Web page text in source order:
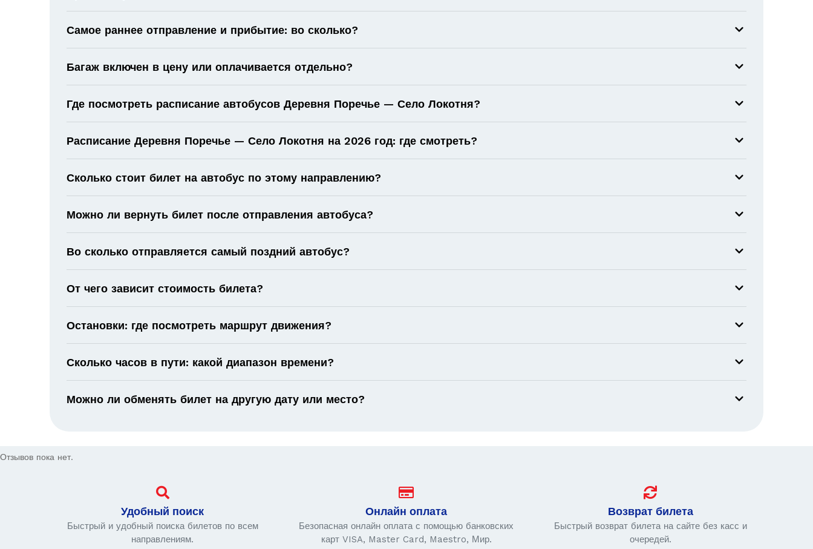
Самое раннее отправление и прибытие: во сколько?
Багаж включен в цену или оплачивается отдельно?
Где посмотреть расписание автобусов Деревня Поречье — Село Локотня?
Расписание Деревня Поречье — Село Локотня на 2026 год: где смотреть?
Сколько стоит билет на автобус по этому направлению?
Можно ли вернуть билет после отправления автобуса?
Во сколько отправляется самый поздний автобус?
От чего зависит стоимость билета?
Остановки: где посмотреть маршрут движения?
Сколько часов в пути: какой диапазон времени?
Можно ли обменять билет на другую дату или место?
Отзывов пока нет.
Удобный поиск
Быстрый и удобный поиска билетов по всем
направлениям.
Онлайн оплата
Безопасная онлайн оплата с помощью банковских
карт VISA, Master Card, Maestro, Мир.
Возврат билета
Быстрый возврат билета на сайте без касс и
очередей.